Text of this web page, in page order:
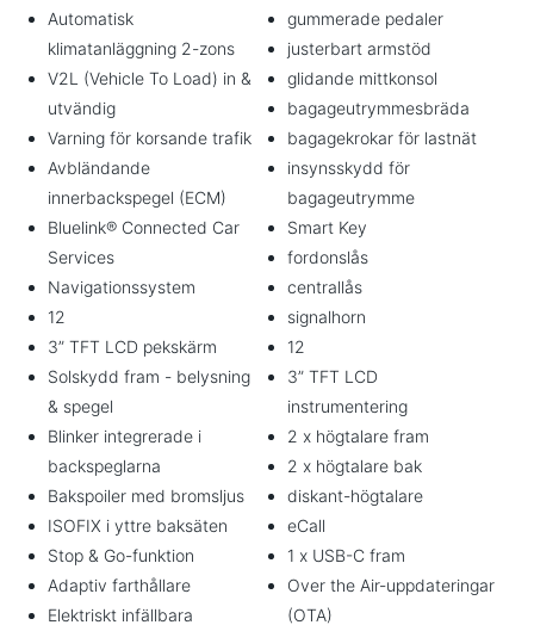
Automatisk
klimatanläggning 2-zons
V2L (Vehicle To Load) in &
utvändig
Varning för korsande trafik
Avbländande
innerbackspegel (ECM)
Bluelink® Connected Car
Services
Navigationssystem
12
3” TFT LCD pekskärm
Solskydd fram - belysning
& spegel
Blinker integrerade i
backspeglarna
Bakspoiler med bromsljus
ISOFIX i yttre baksäten
Stop & Go-funktion
Adaptiv farthållare
Elektriskt infällbara
gummerade pedaler
justerbart armstöd
glidande mittkonsol
bagageutrymmesbräda
bagagekrokar för lastnät
insynsskydd för
bagageutrymme
Smart Key
fordonslås
centrallås
signalhorn
12
3” TFT LCD
instrumentering
2 x högtalare fram
2 x högtalare bak
diskant-högtalare
eCall
1 x USB-C fram
Over the Air-uppdateringar
(OTA)